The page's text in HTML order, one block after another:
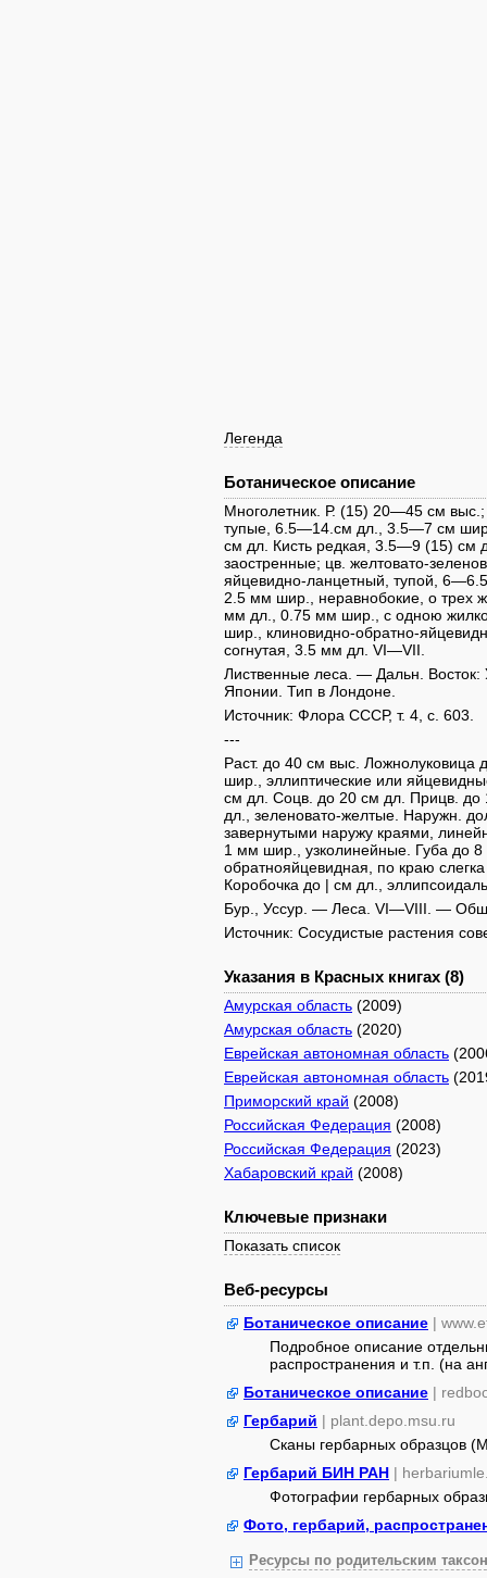
Легенда
Ботаническое описание
Многолетник. Р. (15) 20—45 см
тупые, 6.5—14.см дл., 3.5—7 см
см дл. Кисть редкая, 3.5—9 (15) см
заостренные; цв. желтовато-
яйцевидно-ланцетный, тупой,
2.5 мм шир., неравнобокие, о трех
мм дл., 0.75 мм шир., с одною
шир., клиновидно-обратно-
согнутая, 3.5 мм дл. VI—VII.
Лиственные леса. — Дальн.
Японии. Тип в Лондоне.
Источник: Флора СССР, т. 4, с. 603.
---
Раст. до 40 см выс.
шир., эллиптические или
см дл. Соцв. до 20 см дл. Прицв.
дл., зеленовато-желтые. Наружн.
завернутыми наружу краями,
1 мм шир., узколинейные. Губа до
обратнояйцевидная, по краю
Коробочка до | см дл.,
Бур., Уссур. — Леса. VI—VIII. —
Источник: Сосудистые растения
Указания в Красных книгах (8)
Амурская область (2009)
Амурская область (2020)
Еврейская автономная область
Еврейская автономная область
Приморский край (2008)
Российская Федерация (2008)
Российская Федерация (2023)
Хабаровский край (2008)
Ключевые признаки
Показать список
Веб-ресурсы
Ботаническое описание |
Подробное описание
распространения и т.п. (на
Ботаническое описание |
Гербарий | plant.depo.msu.ru
Сканы гербарных образцов
Гербарий БИН РАН |
Фотографии гербарных
Фото, гербарий,
Ресурсы по родительским